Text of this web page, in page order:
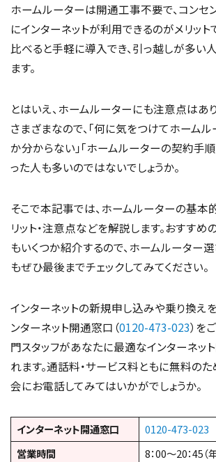
ホームルーターは開通工事不要で、コンセ
にインターネットが利用できるのがメリット
比べると手軽に導入でき、引っ越しが多い
ます。
とはいえ、ホームルーターにも注意点はあ
さまざまなので、「何に気をつけてホーム
か分からない」「ホームルーターの契約手
った人も多いのではないでしょうか。
そこで本記事では、ホームルーターの基本
リット・注意点などを解説します。おすすめ
もいくつか紹介するので、ホームルーター
もぜひ最後までチェックしてみてください。
インターネットの新規申し込みや乗り換え
ンターネット開通窓口（0120-473-023）を
門スタッフがあなたに最適なインターネッ
れます。通話料・サービス料ともに無料のた
会にお電話してみてはいかがでしょうか。
インターネット開通窓口
0120-473-023
営業時間
8：00～20：45（